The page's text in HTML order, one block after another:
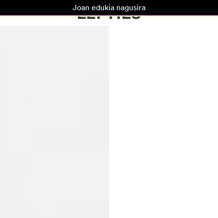
Joan edukia nagusira